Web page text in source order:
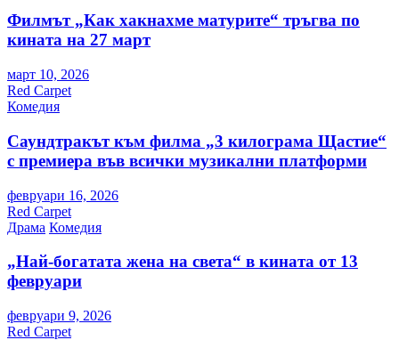
Филмът „Как хакнахме матурите“ тръгва по
кината на 27 март
март 10, 2026
Red Carpet
Комедия
Саундтракът към филма „3 килограма Щастие“
с премиера във всички музикални платформи
февруари 16, 2026
Red Carpet
Драма Комедия
„Най-богатата жена на света“ в кината от 13
февруари
февруари 9, 2026
Red Carpet